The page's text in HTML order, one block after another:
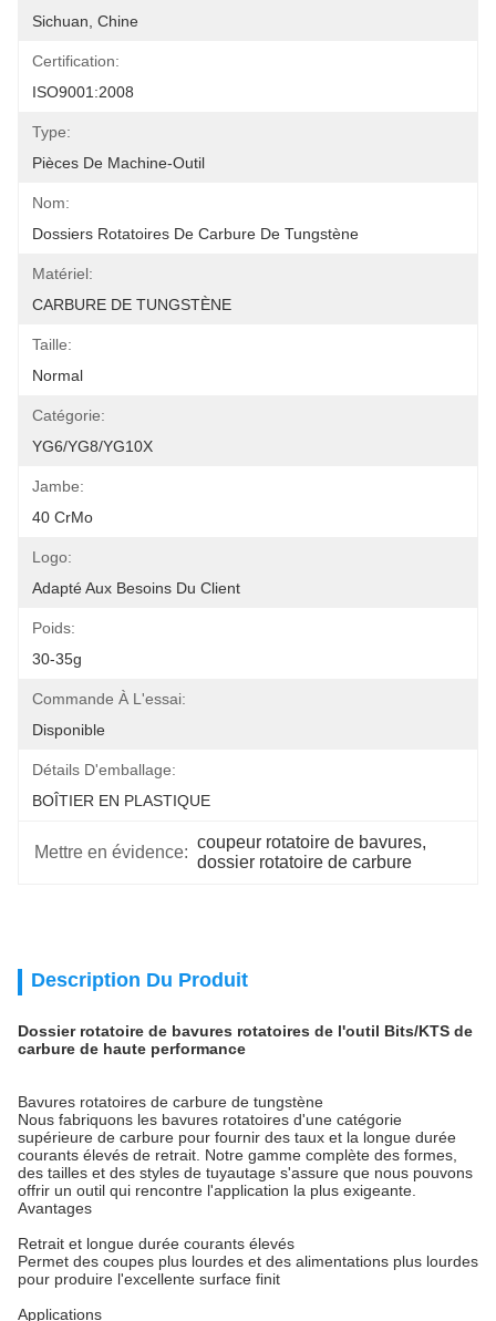
Sichuan, Chine
Certification:
ISO9001:2008
Type:
Pièces De Machine-Outil
Nom:
Dossiers Rotatoires De Carbure De Tungstène
Matériel:
CARBURE DE TUNGSTÈNE
Taille:
Normal
Catégorie:
YG6/YG8/YG10X
Jambe:
40 CrMo
Logo:
Adapté Aux Besoins Du Client
Poids:
30-35g
Commande À L'essai:
Disponible
Détails D'emballage:
BOÎTIER EN PLASTIQUE
Mettre en évidence:
coupeur rotatoire de bavures,
dossier rotatoire de carbure
Description Du Produit
Dossier rotatoire de bavures rotatoires de l'outil Bits/KTS de
carbure de haute performance
Bavures rotatoires de carbure de tungstène
Nous fabriquons les bavures rotatoires d'une catégorie
supérieure de carbure pour fournir des taux et la longue durée
courants élevés de retrait. Notre gamme complète des formes,
des tailles et des styles de tuyautage s'assure que nous pouvons
offrir un outil qui rencontre l'application la plus exigeante.
Avantages
Retrait et longue durée courants élevés
Permet des coupes plus lourdes et des alimentations plus lourdes
pour produire l'excellente surface finit
Applications